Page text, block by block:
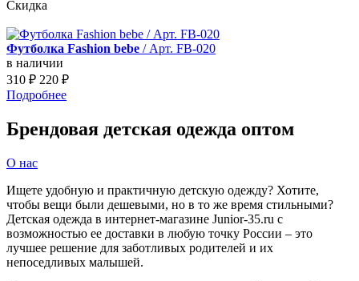
Скидка
Футболка Fashion bebe / Арт. FB-020
в наличии
310 ₽ 220 ₽
Подробнее
Брендовая детская одежда оптом
О нас
Ищете удобную и практичную детскую одежду? Хотите,
чтобы вещи были дешевыми, но в то же время стильными?
Детская одежда в интернет-магазине Junior-35.ru с
возможностью ее доставки в любую точку России – это
лучшее решение для заботливых родителей и их
непоседливых малышей.